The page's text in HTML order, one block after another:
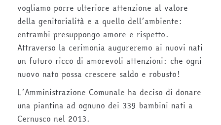
vogliamo porre ulteriore attenzione al valore
della genitorialità e a quello dell’ambiente:
entrambi presuppongo amore e rispetto.
Attraverso la cerimonia augureremo ai nuovi nati
un futuro ricco di amorevoli attenzioni: che ogni
nuovo nato possa crescere saldo e robusto!
L’Amministrazione Comunale ha deciso di donare
una piantina ad ognuno dei 339 bambini nati a
Cernusco nel 2013.